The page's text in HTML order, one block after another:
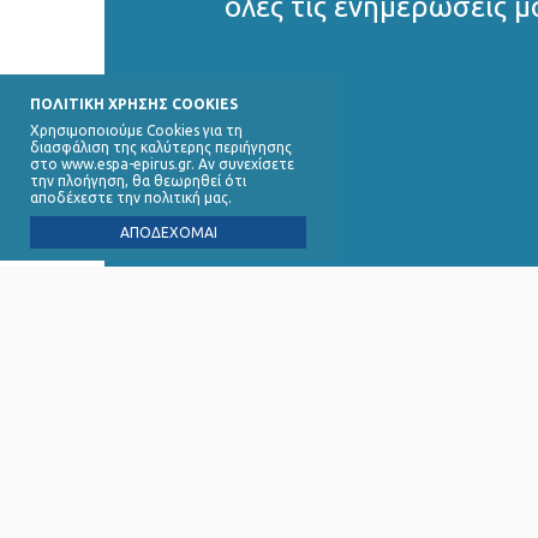
ΠΟΛΙΤΙΚΗ ΧΡΗΣΗΣ COOKIES
Χρησιμοποιούμε Cookies για τη
διασφάλιση της καλύτερης περιήγησης
στο www.espa-epirus.gr. Αν συνεχίσετε
την πλοήγηση, θα θεωρηθεί ότι
αποδέχεστε την πολιτική μας.
ΑΠΟΔΕΧΟΜΑΙ
όλες τις ενημερώσεις